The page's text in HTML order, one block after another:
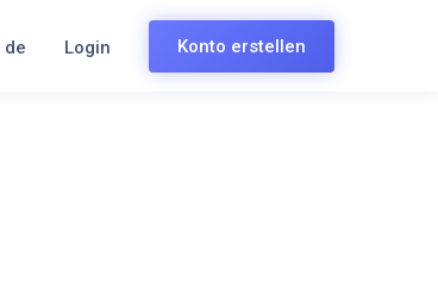
de Login Konto erstellen